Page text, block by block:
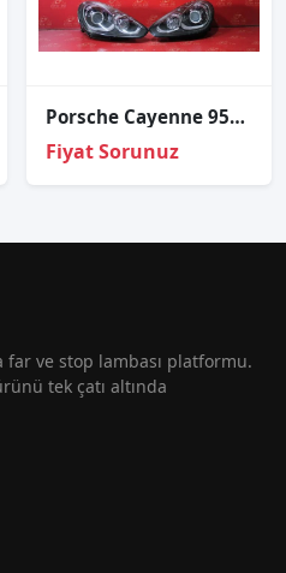
Porsche Cayenne 958 Makyajli Sağ Sol Dolu Far Sökme 2016-2019
Fiyat Sorunuz
ve stop lambası platformu.
tek çatı altında